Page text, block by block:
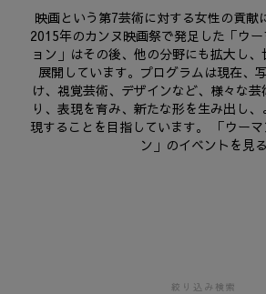
ン・
ン・
サステナビリティ
FINANCE
プレスルーム
映画という第7芸術に対する女性の貢献
2015年のカンヌ映画祭で発足した「ウ
ョン」はその後、他の分野にも拡大し
展開しています。プログラムは現在、
け、視覚芸術、デザインなど、様々な
り、表現を育み、新たな形を生み出し
現することを目指しています。 「ウー
ン」のイベントを見る
絞り込み検索